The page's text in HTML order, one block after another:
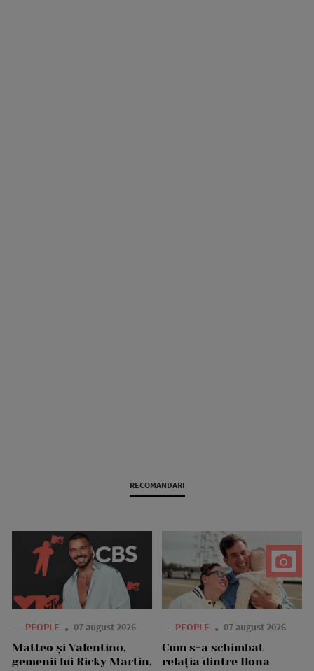
RECOMANDARI
— PEOPLE 07 august 2026
Matteo și Valentino,
gemenii lui Ricky Martin,
— PEOPLE 07 august 2026
Cum s-a schimbat
relația dintre Ilona